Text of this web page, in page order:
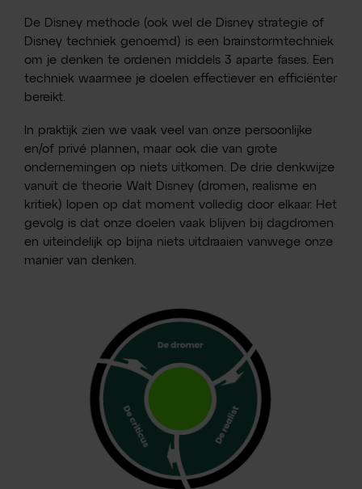
De Disney methode (ook wel de Disney strategie of
Disney techniek genoemd) is een brainstormtechniek
om je denken te ordenen middels 3 aparte fases. Een
techniek waarmee je doelen effectiever en efficiënter
bereikt.
In praktijk zien we vaak veel van onze persoonlijke
en/of privé plannen, maar ook die van grote
ondernemingen op niets uitkomen. De drie denkwijze
vanuit de theorie Walt Disney (dromen, realisme en
kritiek) lopen op dat moment volledig door elkaar. Het
gevolg is dat onze doelen vaak blijven bij dagdromen
en uiteindelijk op bijna niets uitdraaien vanwege onze
manier van denken.